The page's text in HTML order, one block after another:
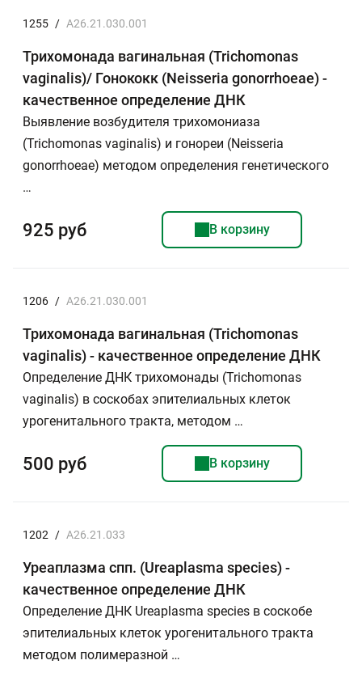
1255 / A26.21.030.001
Трихомонада вагинальная (Trichomonas
vaginalis)/ Гонококк (Neisseria gonorrhoeae) -
качественное определение ДНК
Выявление возбудителя трихомониаза
(Trichomonas vaginalis) и гонореи (Neisseria
gonorrhoeae) методом определения генетического
…
925 руб В корзину
1206 / A26.21.030.001
Трихомонада вагинальная (Trichomonas
vaginalis) - качественное определение ДНК
Определение ДНК трихомонады (Trichomonas
vaginalis) в соскобах эпителиальных клеток
урогенитального тракта, методом …
500 руб В корзину
1202 / A26.21.033
Уреаплазма спп. (Ureaplasma species) -
качественное определение ДНК
Определение ДНК Ureaplasma species в соскобе
эпителиальных клеток урогенитального тракта
методом полимеразной …